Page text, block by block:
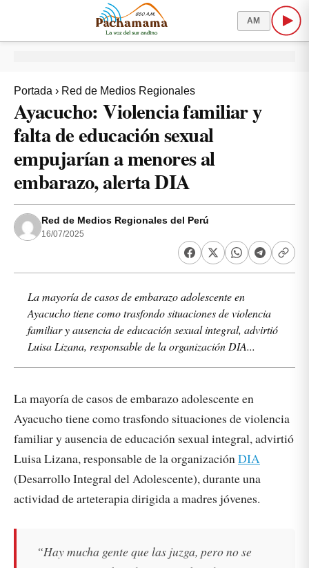
AM
Portada › Red de Medios Regionales
Ayacucho: Violencia familiar y
falta de educación sexual
empujarían a menores al
embarazo, alerta DIA
Red de Medios Regionales del Perú
16/07/2025
La mayoría de casos de embarazo adolescente en
Ayacucho tiene como trasfondo situaciones de violencia
familiar y ausencia de educación sexual integral, advirtió
Luisa Lizana, responsable de la organización DIA...
La mayoría de casos de embarazo adolescente en
Ayacucho tiene como trasfondo situaciones de violencia
familiar y ausencia de educación sexual integral, advirtió
Luisa Lizana, responsable de la organizaciónDIA
(Desarrollo Integral del Adolescente), durante una
actividad de arteterapia dirigida a madres jóvenes.
“Hay mucha gente que las juzga, pero no se